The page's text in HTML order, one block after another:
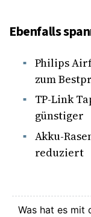
Ebenfalls
Philips
zum
TP-Link
günstiger
Akku-
reduziert
Was hat es mit